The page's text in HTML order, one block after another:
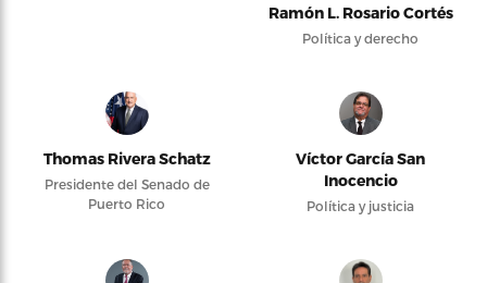
Ramón L. Rosario Cortés
Política y derecho
Thomas Rivera Schatz
Presidente del Senado de
Puerto Rico
Víctor García San
Inocencio
Política y justicia